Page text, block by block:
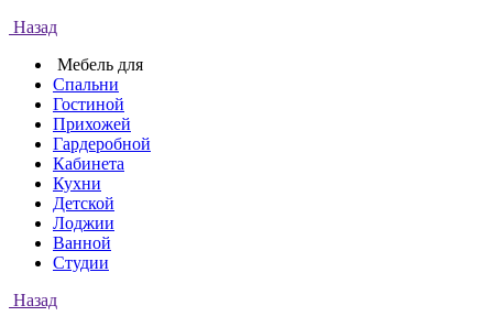
Назад
Мебель для
Спальни
Гостиной
Прихожей
Гардеробной
Кабинета
Кухни
Детской
Лоджии
Ванной
Студии
Назад